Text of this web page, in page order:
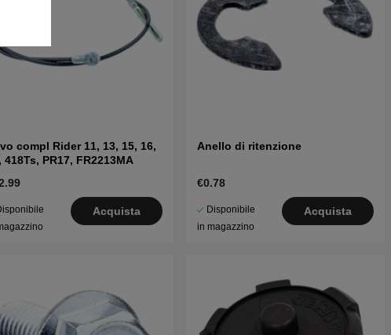
compl Rider 11, 13, 15, 16,
418Ts, PR17, FR2213MA
Acquista
Anello di ritenzione
€0.78
Disponibile
in magazzino
Acquista